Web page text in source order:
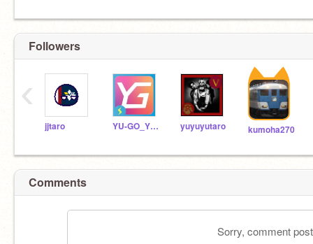
Followers
jjtaro YU-GO_YU-GO yuyuyutaro kumoha270
‹
Comments
Sorry, comment